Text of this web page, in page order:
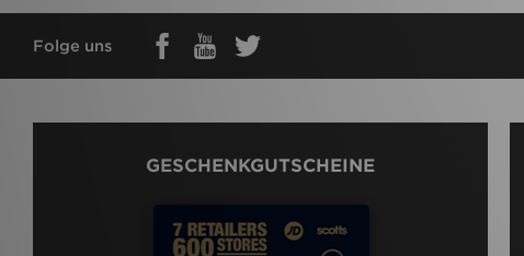
Folge uns
GESCHENKGUTSCHEINE